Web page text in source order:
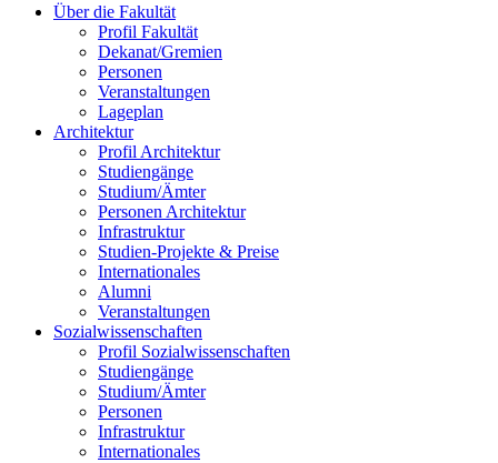
Über die Fakultät
Profil Fakultät
Dekanat/Gremien
Personen
Veranstaltungen
Lageplan
Architektur
Profil Architektur
Studiengänge
Studium/Ämter
Personen Architektur
Infrastruktur
Studien-Projekte & Preise
Internationales
Alumni
Veranstaltungen
Sozialwissenschaften
Profil Sozialwissenschaften
Studiengänge
Studium/Ämter
Personen
Infrastruktur
Internationales